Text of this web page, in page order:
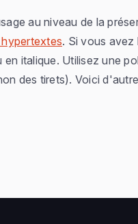
au niveau de la
. Si vous avez
italique. Utilisez une
des tirets). Voici